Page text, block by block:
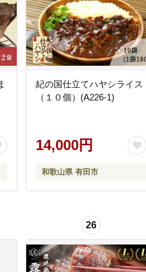
紀の国仕立てハヤシライス
（１０個）(A226-1)
14,000円
和歌山県 有田市
26